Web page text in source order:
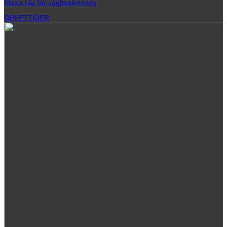
Klicka här för vägbeskrivning
ÖPPETTIDER